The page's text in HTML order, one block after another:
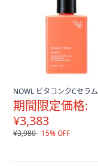
NOWL ビタコンクCセラム
期間限定価格:
¥3,383
¥3,980 15% OFF